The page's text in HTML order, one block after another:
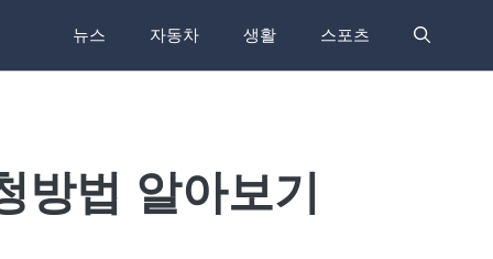
뉴스 자동차 생활 스포츠
방법 알아보기